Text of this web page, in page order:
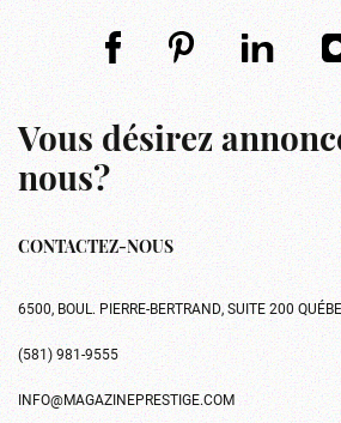
Vous désirez
nous?
CONTACTEZ-NOUS
6500, BOUL. PIERRE-BERTRAND, SUITE 200
(581) 981-9555
INFO@MAGAZINEPRESTIGE.COM